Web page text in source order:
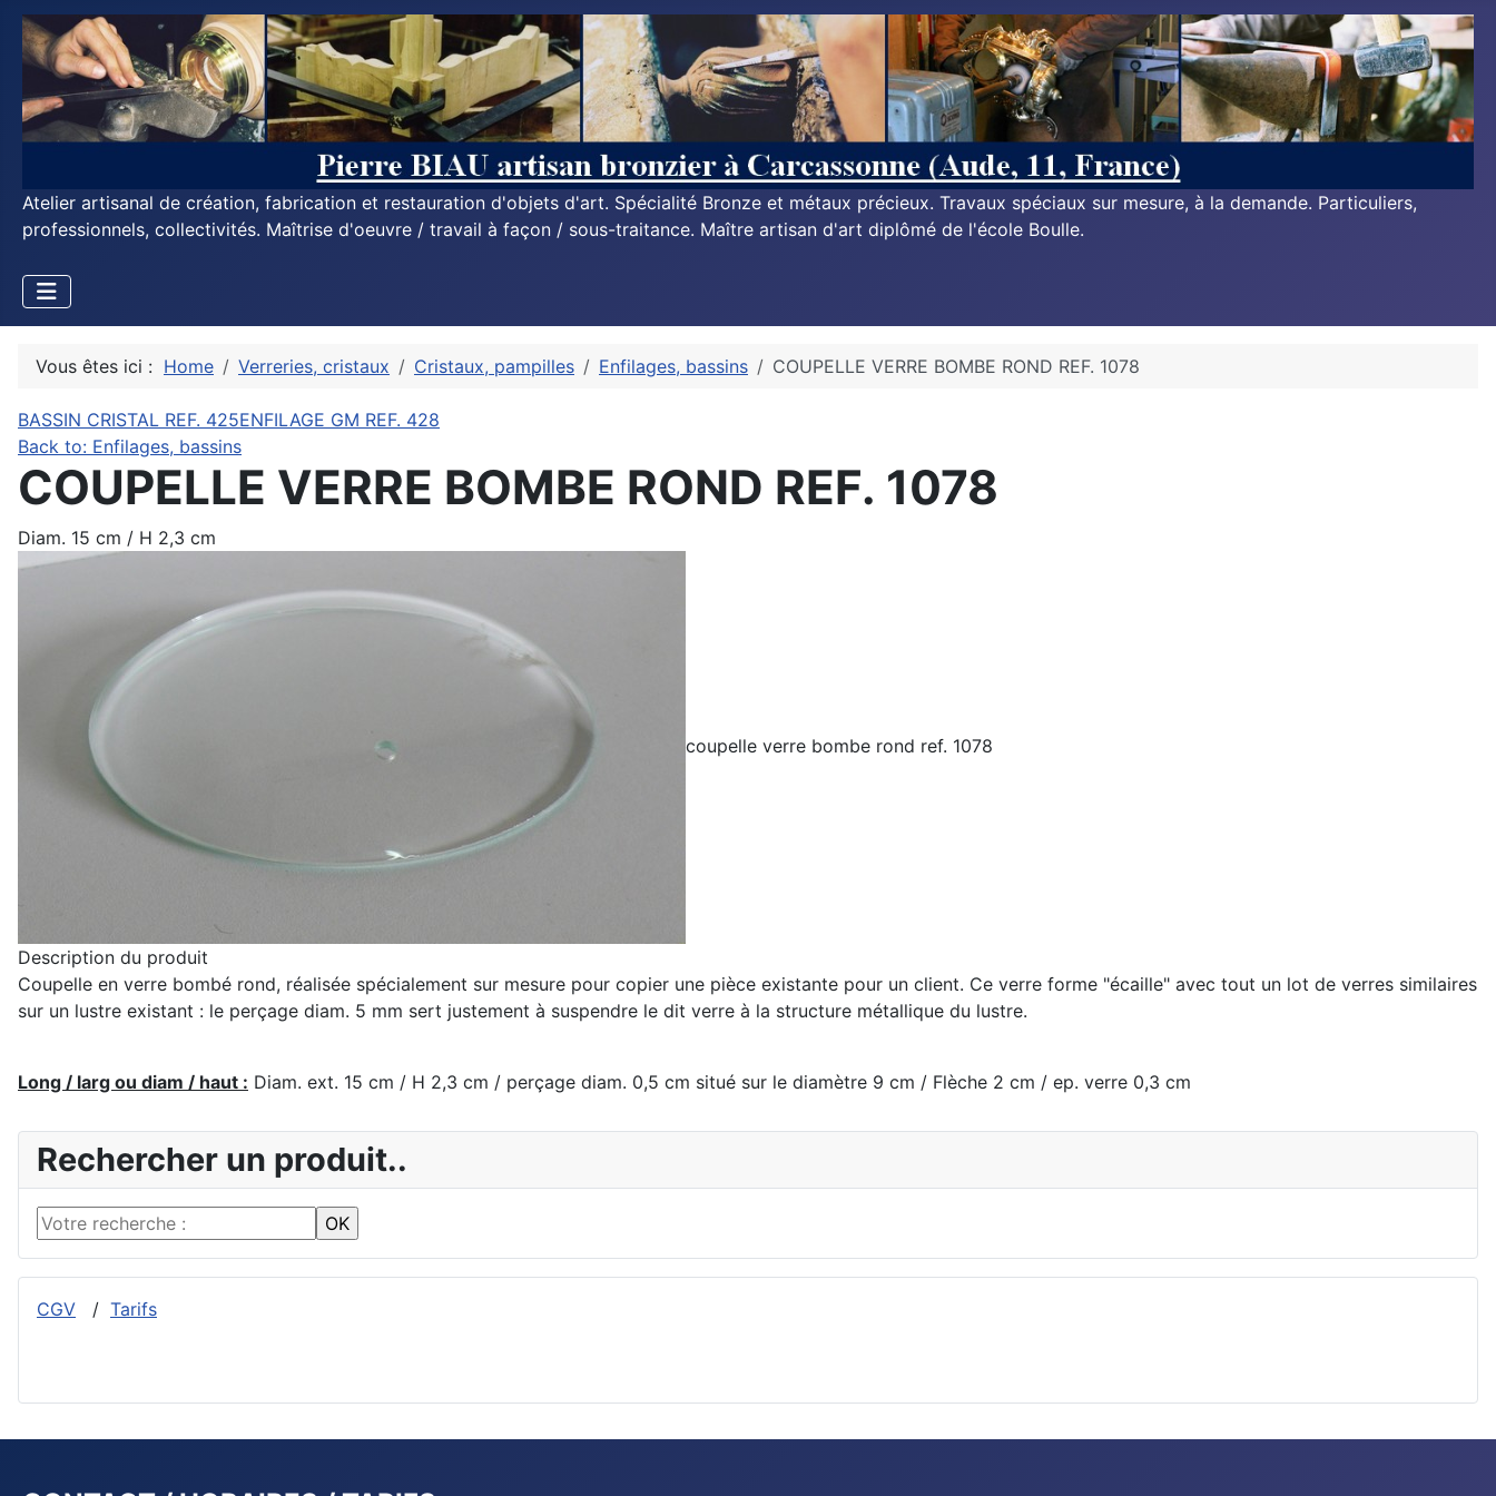
Atelier artisanal de création, fabrication et restauration d'objets d'art. Spécialité Bronze et métaux précieux. Travaux spéciaux sur mesure, à la demande. Particuliers,
professionnels, collectivités. Maîtrise d'oeuvre / travail à façon / sous-traitance. Maître artisan d'art diplômé de l'école Boulle.
Rechercher un produit..
CGV / Tarifs
Vous êtes ici : Home Verreries, cristaux Cristaux, pampilles Enfilages, bassins COUPELLE VERRE BOMBE ROND REF. 1078
BASSIN CRISTAL REF. 425ENFILAGE GM REF. 428
Back to: Enfilages, bassins
COUPELLE VERRE BOMBE ROND REF. 1078
Diam. 15 cm / H 2,3 cm
coupelle verre bombe rond ref. 1078
Description du produit
Coupelle en verre bombé rond, réalisée spécialement sur mesure pour copier une pièce existante pour un client. Ce verre forme "écaille" avec tout un lot de verres similaires
sur un lustre existant : le perçage diam. 5 mm sert justement à suspendre le dit verre à la structure métallique du lustre.
Long / larg ou diam / haut : Diam. ext. 15 cm / H 2,3 cm / perçage diam. 0,5 cm situé sur le diamètre 9 cm / Flèche 2 cm / ep. verre 0,3 cm